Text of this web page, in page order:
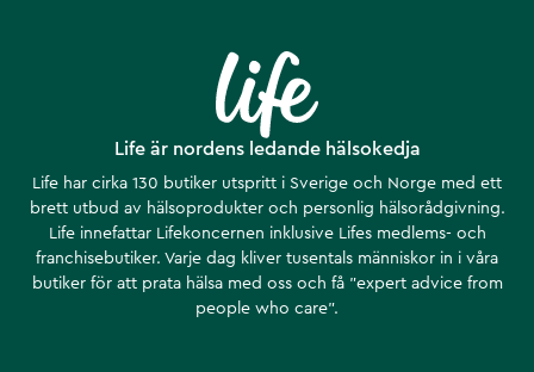
Life är nordens ledande hälsokedja
Life har cirka 130 butiker utspritt i Sverige och Norge med ett
brett utbud av hälsoprodukter och personlig hälsorådgivning.
Life innefattar Lifekoncernen inklusive Lifes medlems- och
franchisebutiker. Varje dag kliver tusentals människor in i våra
butiker för att prata hälsa med oss och få ”expert advice from
people who care”.